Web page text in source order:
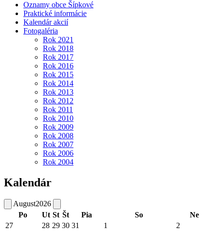
Oznamy obce Šípkové
Praktické informácie
Kalendár akcií
Fotogaléria
Rok 2021
Rok 2018
Rok 2017
Rok 2016
Rok 2015
Rok 2014
Rok 2013
Rok 2012
Rok 2011
Rok 2010
Rok 2009
Rok 2008
Rok 2007
Rok 2006
Rok 2004
Kalendár
August2026
Po
Ut St Št Pia So
Ne
27
28 29 30 31 1 2